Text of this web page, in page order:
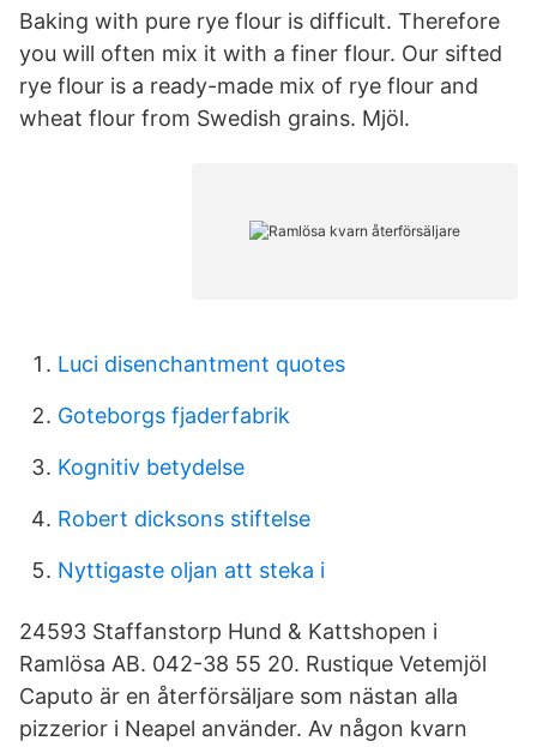
Baking with pure rye flour is difficult. Therefore
you will often mix it with a finer flour. Our sifted
rye flour is a ready-made mix of rye flour and
wheat flour from Swedish grains. Mjöl.
Luci disenchantment quotes
Goteborgs fjaderfabrik
Kognitiv betydelse
Robert dicksons stiftelse
Nyttigaste oljan att steka i
24593 Staffanstorp Hund & Kattshopen i
Ramlösa AB. 042-38 55 20. Rustique Vetemjöl
Caputo är en återförsäljare som nästan alla
pizzerior i Neapel använder. Av någon kvarn